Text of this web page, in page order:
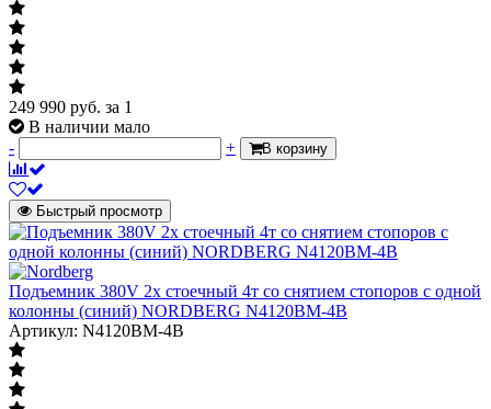
249 990 руб. за 1
В наличии мало
-
+ В корзину
Быстрый просмотр
Подъемник 380V 2х стоечный 4т со снятием стопоров с одной
колонны (синий) NORDBERG N4120BM-4B
Артикул: N4120BM-4B